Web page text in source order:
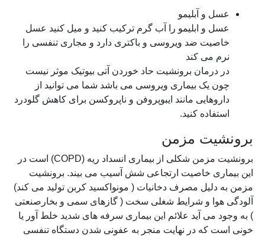
عسل و آبلیمو
عسل و ابلیمو را آب گرم ترکیب کنید و میل کنید عسل
خاصیت ضد ویروسی و باکتری دارد و مجاری تنفسی را
نرم می کند
در درمان برونشیت حاد خوردن آتی بیوتیک موثر نیست
چون یک بیماری ویروسی می باشد شما می توانید از
داروهایی مانند ایبوپروفن و ناپروکسن برای کاهش گلودرد
استفاده کنید.
برونشیت مزمن
برونشیت مزمن شکلی از بیماری انسداد ریه (COPD) است در
این بیماری خاصیت ارتجاعی شش آسیب می بیند. برونشیت
مزمن به دلیل مصرف دخانیات ( مونواکسید کربن تولید می کند)
آلودگی هوا و شرایط شغلی سخت ( گازهای سمی و بخارصنعتی
) به وجود می آید علائم این بیماری سرفه های شدید خلط آور یا
خونی است که در نهایت منجر به عفونی شدن دستگاه تنفسی